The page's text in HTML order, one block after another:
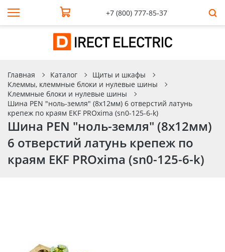
+7 (800) 777-85-37
Главная Каталог
Щиты и шкафы
Клеммы, клеммные блоки и нулевые шины
Клеммные блоки и нулевые шины
Шина PEN "ноль-земля" (8х12мм) 6 отверстий латунь
крепеж по краям EKF PROxima (sn0-125-6-k)
Шина PEN "ноль-земля" (8х12мм)
6 отверстий латунь крепеж по
краям EKF PROxima (sn0-125-6-k)